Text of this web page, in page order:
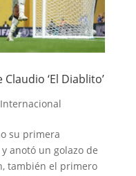
‘El Diablito’
su primera
anotó un golazo de
también el primero